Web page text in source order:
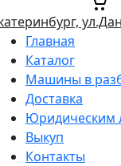
Главная
Каталог
Машины в
Доставка
Юридическим
Выкуп
Контакты